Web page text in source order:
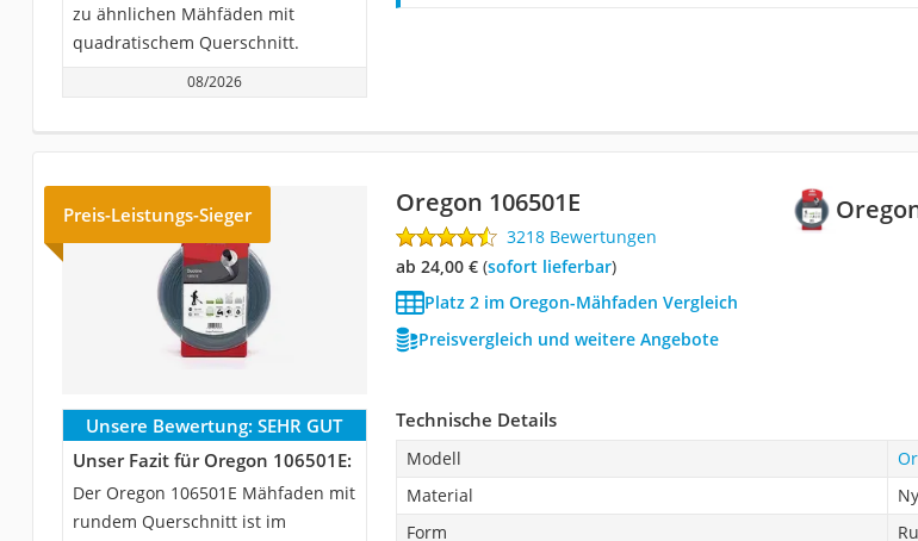
zu ähnlichen Mähfäden mit
quadratischem Querschnitt.
08/2026
Preis-Leistungs-Sieger Oregon 106501E
3218 Bewertungen
ab 24,00 €( Sofort lieferbar)
Platz 2 im Oregon-Mähfaden Vergleich
Preisvergleich und weitere Angebote
Unsere Bewertung: SEHR GUT
Unser Fazit für Oregon 106501E:
Der Oregon 106501E Mähfaden mit
rundem Querschnitt ist im
Technische Details
Modell
Material
Form